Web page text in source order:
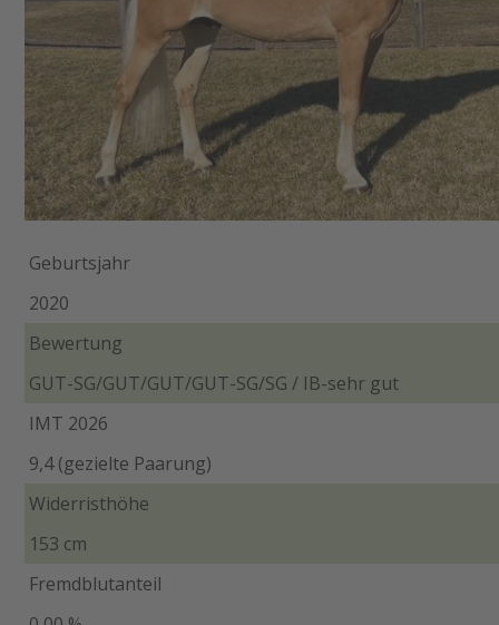
Geburtsjahr
2020
Bewertung
GUT-SG/GUT/GUT/GUT-SG/SG / IB-sehr gut
IMT 2026
9,4 (gezielte Paarung)
Widerristhöhe
153 cm
Fremdblutanteil